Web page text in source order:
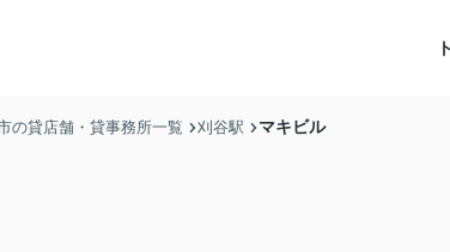
の貸店舗・貸事務所一覧 刈谷駅 マキビル